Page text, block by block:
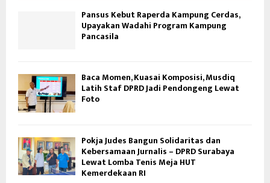
Pansus Kebut Raperda Kampung Cerdas,
Upayakan Wadahi Program Kampung
Pancasila
Baca Momen, Kuasai Komposisi, Musdiq
Latih Staf DPRD Jadi Pendongeng Lewat
Foto
Pokja Judes Bangun Solidaritas dan
Kebersamaan Jurnalis – DPRD Surabaya
Lewat Lomba Tenis Meja HUT
Kemerdekaan RI